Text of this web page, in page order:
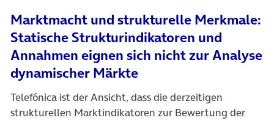
Marktmacht und strukturelle Merkmale:
Statische Strukturindikatoren und
Annahmen eignen sich nicht zur Analyse
dynamischer Märkte
Telefónica ist der Ansicht, dass die derzeitigen
strukturellen Marktindikatoren zur Bewertung der